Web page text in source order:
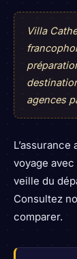
Villa
agences
voyage
veille du
Consultez
comparer.